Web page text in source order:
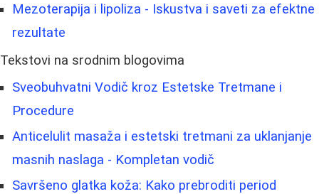
Mezoterapija i lipoliza - Iskustva i saveti za efektne
rezultate
Tekstovi na srodnim blogovima
Sveobuhvatni Vodič kroz Estetske Tretmane i
Procedure
Anticelulit masaža i estetski tretmani za uklanjanje
masnih naslaga - Kompletan vodič
Savršeno glatka koža: Kako prebroditi period